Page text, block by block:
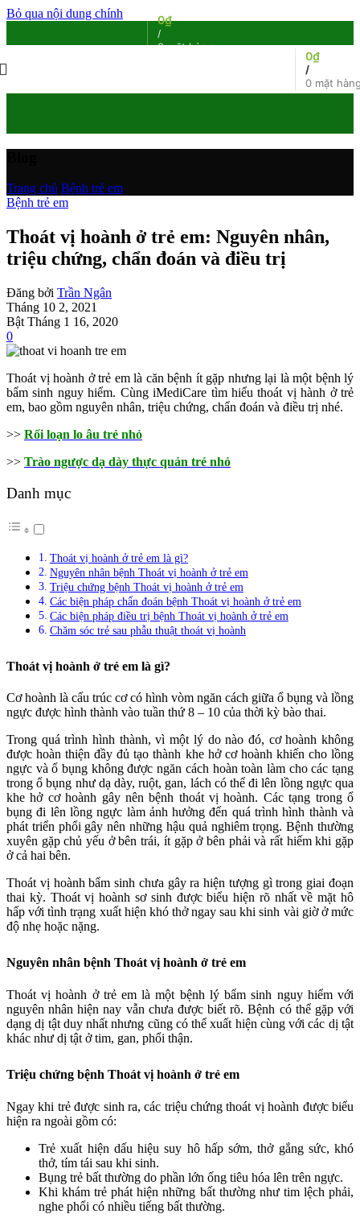
Bỏ qua nội dung chính
0mặt hàng
/
0₫
0 mặt
/
0₫
Trang chủ Bệnh trẻ em
Bệnh trẻ em
Thoát vị hoành ở trẻ em: Nguyên nhân,
triệu chứng, chẩn đoán và điều trị
Đăng bởi Trần Ngân
Tháng 10 2, 2021
Bật Tháng 1 16, 2020
0
Thoát vị hoành ở trẻ em là căn bệnh ít gặp nhưng lại là một bệnh lý
bẩm sinh nguy hiểm. Cùng iMediCare tìm hiểu thoát vị hành ở trẻ
em, bao gồm nguyên nhân, triệu chứng, chẩn đoán và điều trị nhé.
>> Rối loạn lo âu trẻ nhỏ
>> Trào ngược dạ dày thực quản trẻ nhỏ
Danh mục
Thoát vị hoành ở trẻ em là gì?
Nguyên nhân bệnh Thoát vị hoành ở trẻ em
Triệu chứng bệnh Thoát vị hoành ở trẻ em
Các biện pháp chẩn đoán bệnh Thoát vị hoành ở trẻ em
Các biện pháp điều trị bệnh Thoát vị hoành ở trẻ em
Chăm sóc trẻ sau phẫu thuật thoát vị hoành
Thoát vị hoành ở trẻ em là gì?
Cơ hoành là cấu trúc cơ có hình vòm ngăn cách giữa ổ bụng và lồng
ngực được hình thành vào tuần thứ 8 – 10 của thời kỳ bào thai.
Trong quá trình hình thành, vì một lý do nào đó, cơ hoành không
được hoàn thiện đầy đủ tạo thành khe hở cơ hoành khiến cho lồng
ngực và ổ bụng không được ngăn cách hoàn toàn làm cho các tạng
trong ổ bụng như dạ dày, ruột, gan, lách có thể đi lên lồng ngực qua
khe hở cơ hoành gây nên bệnh thoát vị hoành. Các tạng trong ổ
bụng đi lên lồng ngực làm ảnh hưởng đến quá trình hình thành và
phát triển phổi gây nên những hậu quả nghiêm trọng. Bệnh thường
xuyên gặp chủ yếu ở bên trái, ít gặp ở bên phải và rất hiếm khi gặp
ở cả hai bên.
Thoát vị hoành bẩm sinh chưa gây ra hiện tượng gì trong giai đoạn
thai kỳ. Thoát vị hoành sơ sinh được biểu hiện rõ nhất về mặt hô
hấp với tình trạng xuất hiện khó thở ngay sau khi sinh vài giờ ở mức
độ nhẹ hoặc nặng.
Nguyên nhân bệnh Thoát vị hoành ở trẻ em
Thoát vị hoành ở trẻ em là một bệnh lý bẩm sinh nguy hiểm với
nguyên nhân hiện nay vẫn chưa được biết rõ. Bệnh có thể gặp với
dạng dị tật duy nhất nhưng cũng có thể xuất hiện cùng với các dị tật
khác như dị tật ở tim, gan, phổi thận.
Triệu chứng bệnh Thoát vị hoành ở trẻ em
Ngay khi trẻ được sinh ra, các triệu chứng thoát vị hoành được biểu
hiện ra ngoài gồm có:
Trẻ xuất hiện dấu hiệu suy hô hấp sớm, thở gắng sức, khó
thở, tím tái sau khi sinh.
Bụng trẻ bất thường do phần lớn ống tiêu hóa lên trên ngực.
Khi khám trẻ phát hiện những bất thường như tim lệch phải,
nghe phổi có nhiều tiếng bất thường.